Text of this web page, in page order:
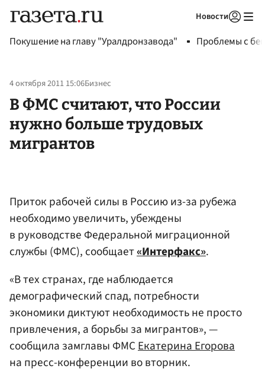
Новости
Покушение на главу "Уралдронзавода" Проблемы с
4 октября 2011 15:06Бизнес
В ФМС считают, что России
нужно больше трудовых
мигрантов
Приток рабочей силы в Россию из-за рубежа
необходимо увеличить, убеждены
в руководстве Федеральной миграционной
службы (ФМС), сообщает«Интерфакс».
«В тех странах, где наблюдается
демографический спад, потребности
экономики диктуют необходимость не просто
привлечения, а борьбы за мигрантов», —
сообщила замглавы ФМСЕкатерина Егорова
на пресс-конференции во вторник.